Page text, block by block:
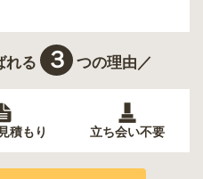
れる ３ つの理由／
積もり 立ち会い不要